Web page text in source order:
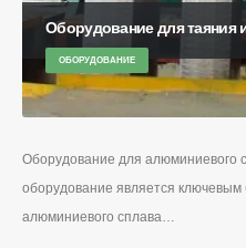
Оборудование для таяния
ОБОРУДОВАНИЕ
Оборудование для алюминиевого
оборудование является
алюминиевого сплава…